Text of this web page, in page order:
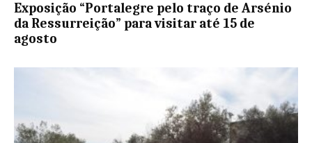
Exposição “Portalegre pelo traço de Arsénio
da Ressurreição” para visitar até 15 de
agosto